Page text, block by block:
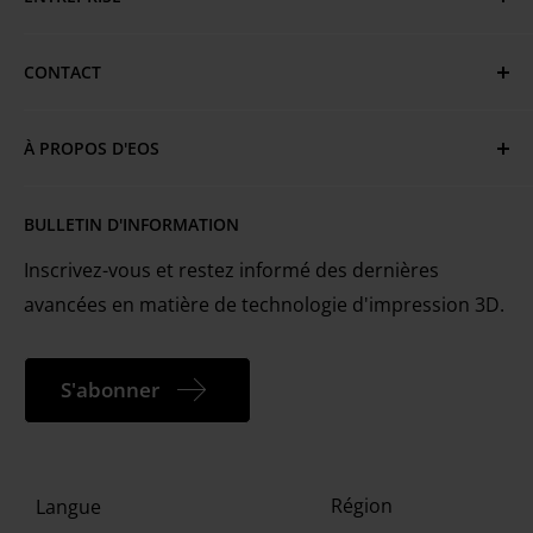
Conditions d'utilisation et marques commerciales
Emplacements EOS
Portail client MyEOS
BULLETIN D'INFORMATION
Inscrivez-vous et restez informé des dernières
avancées en matière de technologie d'impression 3D.
S'abonner
CONTACT
À PROPOS D'EOS
technologies pour l'impression 3D industrielle des
métaux et des plastiques.
Langue Région